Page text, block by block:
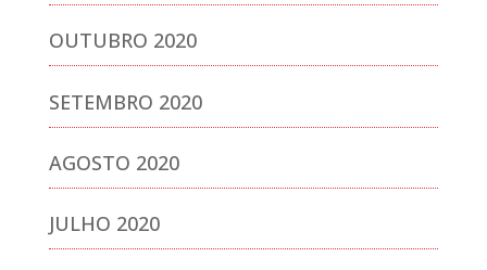
OUTUBRO 2020
SETEMBRO 2020
AGOSTO 2020
JULHO 2020